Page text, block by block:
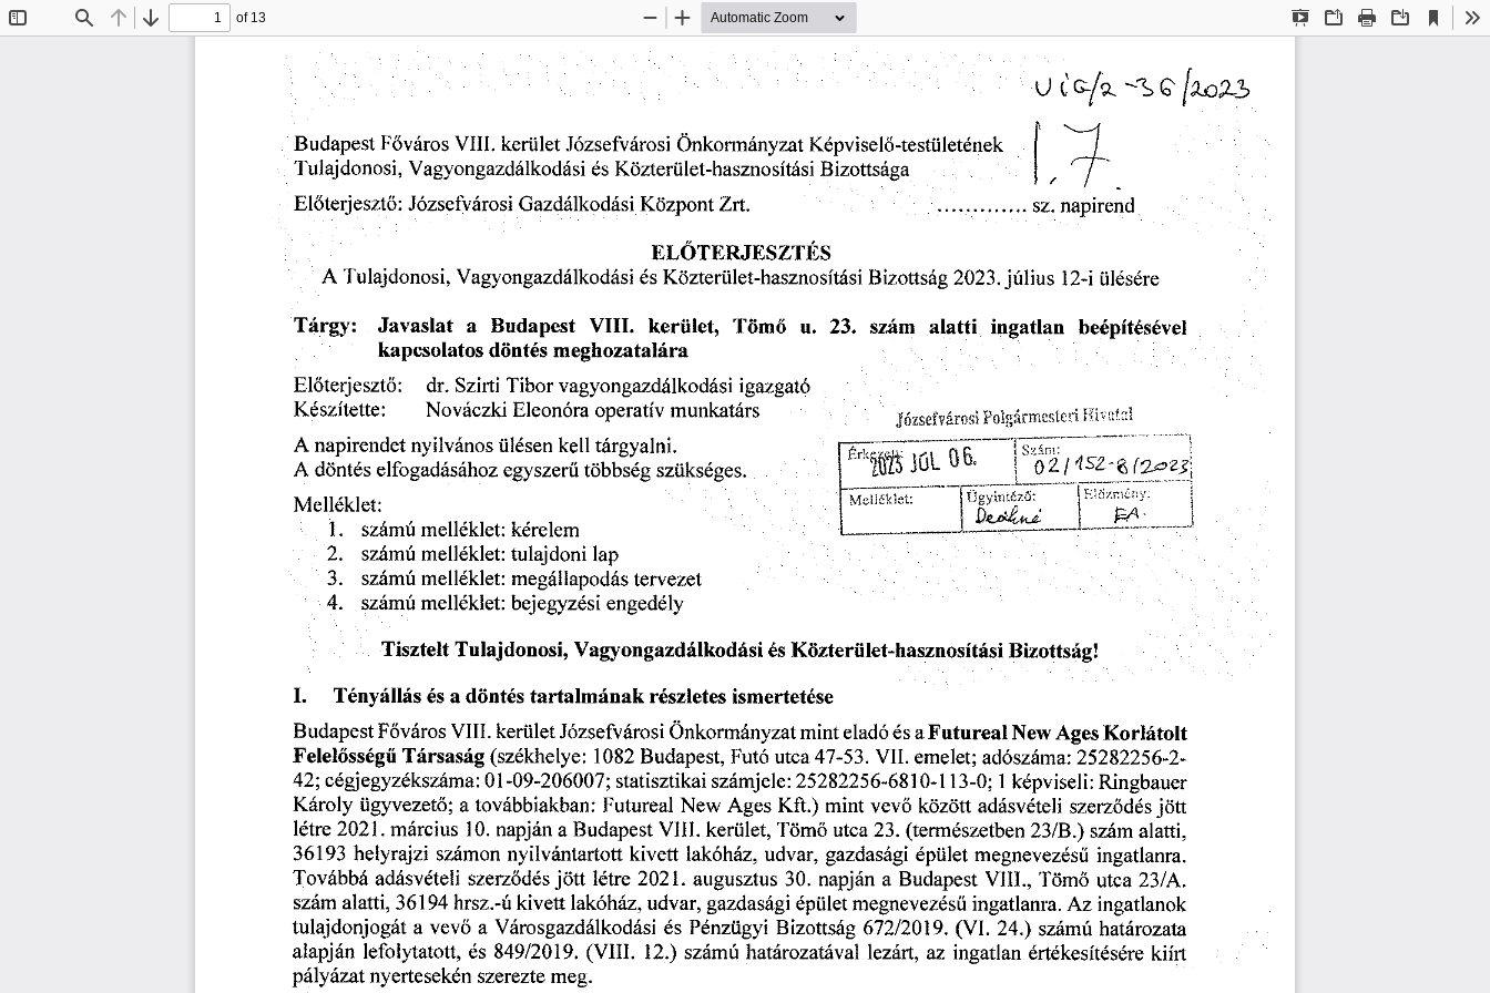
Find Previous
Next
of 13
Presentation
OpenPrint Download
Current
View
Zoom
Zoom
Budapest Főváros Vili, kerület Józsefvárosi Önkormányzat Képviselő-testületének
Tulajdonosi, Vagyongazdálkodási és Közterület-hasznosítási Bizottsága
Előterjesztő: Józsefvárosi Gazdálkodási Központ Zrt. ................... sz. napirend
ELŐTERJESZTÉS
A Tulajdonosi, Vagyongazdálkodási és Közterület-hasznosítási Bizottság 2023. július 12-i ülésére
Tárgy: Javaslat a Budapest VIII. kerület, Tömő u. 23. szám alatti ingatlan
beépítésével
kapcsolatos döntés meghozatalára
2. számú melléklet: tulajdoni lap
3.
számú melléklet: megállapodás tervezet
4.
számú melléklet: bejegyzési engedély
Előterjesztő: dr. Szirti Tibor vagyongazdálkodási igazgató
Készítette:
Nováczki Eleonóra operatív munkatárs Józsefvárosi Polgármesteri
A napirendet nyilvános ülésen kell tárgyalni.
A döntés elfogadásához egyszerű többség szükséges. júL 06.
Melléklet:
1.
számú melléklet: kérelem
Melléklet: Ügyintéző: Előzmény:
>
____ __________
Î
Tisztelt Tulajdonosi, Vagyongazdálkodási és Közterület-hasznosítási Bizottság!
I. Tényállás és a döntés tartalmának részletes ismertetése
Budapest Főváros VIII. kerület Józsefvárosi Önkormányzat mint eladó és a Futureal New Ages Korlátolt
Felelősségű Társaság (székhelye: 1082 Budapest, Futó utca 47-53. VII. emelet; adószáma: 25282256-2-
42; cégjegyzékszáma: 01-09-206007; statisztikai számjele: 25282256-6810-113-0; 1 képviseli: Ringbauer
Károly ügyvezető; a továbbiakban: Futureal New Ages Kft.) mint vevő között adásvételi szerződés jött
létre 2021. március 10. napján a Budapest VIII. kerület, Tömő utca 23. (természetben 23/B.) szám alatti,
36193 helyrajzi számon nyilvántartott kivett lakóház, udvar, gazdasági épület megnevezésű ingatlanra.
Továbbá adásvételi szerződés jött létre 2021. augusztus 30. napján a Budapest VIII., Tömő utca 23/A.
szám alatti, 36194 hrsz.-ú kivett lakóház, udvar, gazdasági épület megnevezésű ingatlanra. Az ingatlanok
tulajdonjogát a vevő a Városgazdálkodási és Pénzügyi Bizottság 672/2019. (VI. 24.) számú határozata
alapján lefolytatott, és 849/2019. (VIII. 12.) számú határozatával lezárt, az ingatlan értékesítésére kiírt
pályázat nyertesekén szerezte meg.